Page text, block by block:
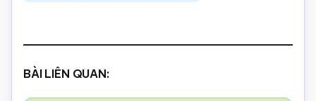
BÀI LIÊN QUAN: